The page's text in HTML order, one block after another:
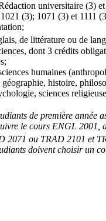
universitaire (3)
(3); 1071 (3) et 1111
de littérature ou de
dont 3 crédits
humaines
histoire,
sciences
de première année
le cours ENGL 2001,
2071 ou TRAD 2101 et
doivent choisir un